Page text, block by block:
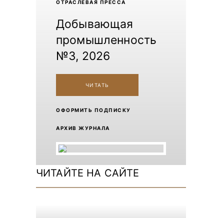
ОТРАCЛЕВАЯ ПРЕССА
Добывающая
промышленность
№3, 2026
ЧИТАТЬ
ОФОРМИТЬ ПОДПИСКУ
АРХИВ ЖУРНАЛА
ЧИТАЙТЕ НА САЙТЕ